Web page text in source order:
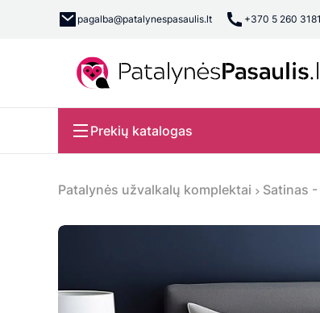
pagalba@patalynespasaulis.lt +370 5 260 3181
Prekių katalogas
Patalynės užvalkalų komplektai Satinas